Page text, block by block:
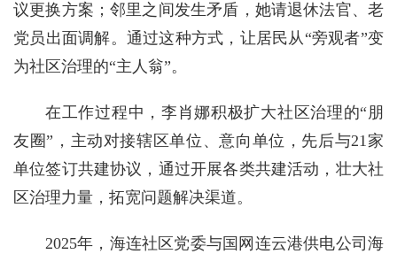
议更换方案；邻里之间发生矛盾，她请退休法官、老
党员出面调解。通过这种方式，让居民从“旁观者”变
为社区治理的“主人翁”。
在工作过程中，李肖娜积极扩大社区治理的“朋
友圈”，主动对接辖区单位、意向单位，先后与21家
单位签订共建协议，通过开展各类共建活动，壮大社
区治理力量，拓宽问题解决渠道。
2025年，海连社区党委与国网连云港供电公司海